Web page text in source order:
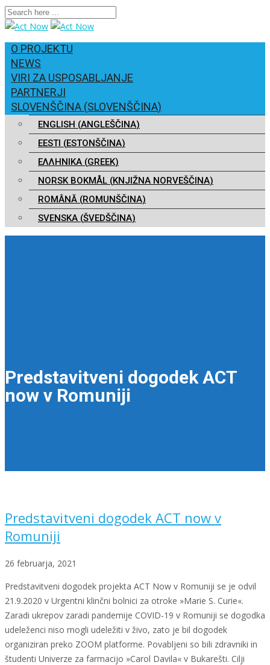
O PROJEKTU
NEWS
VIRI ZA USPOSABLJANJE
PARTNERJI
SLOVENŠČINA (SLOVENŠČINA)
ENGLISH (ANGLEŠČINA)
EESTI (ESTONŠČINA)
ΕΛΛΗΝΙΚΑ (GREEK)
NORSK BOKMÅL (KNJIŽNA NORVEŠČINA)
ROMÂNĂ (ROMUNŠČINA)
SVENSKA (ŠVEDŠČINA)
Predstavitveni dogodek ACT
now v Romuniji
Predstavitveni dogodek ACT now v
Romuniji
26 februarja, 2021
Predstavitveni dogodek projekta ACT Now v Romuniji se je odvil
21.9.2020 v Urgentni klinčni bolnici za otroke »Marie S. Curie«.
Zaradi ukrepov zaradi pandemije COVID-19 v Romuniji se dogodka
udeleženci niso mogli udeležiti v živo, zato je bil dogodek
organiziran preko ZOOM platforme. Povabljeni so bili zdravniki in
študenti Univerze za farmacijo »Carol Davila« v Bukarešti. Cilji